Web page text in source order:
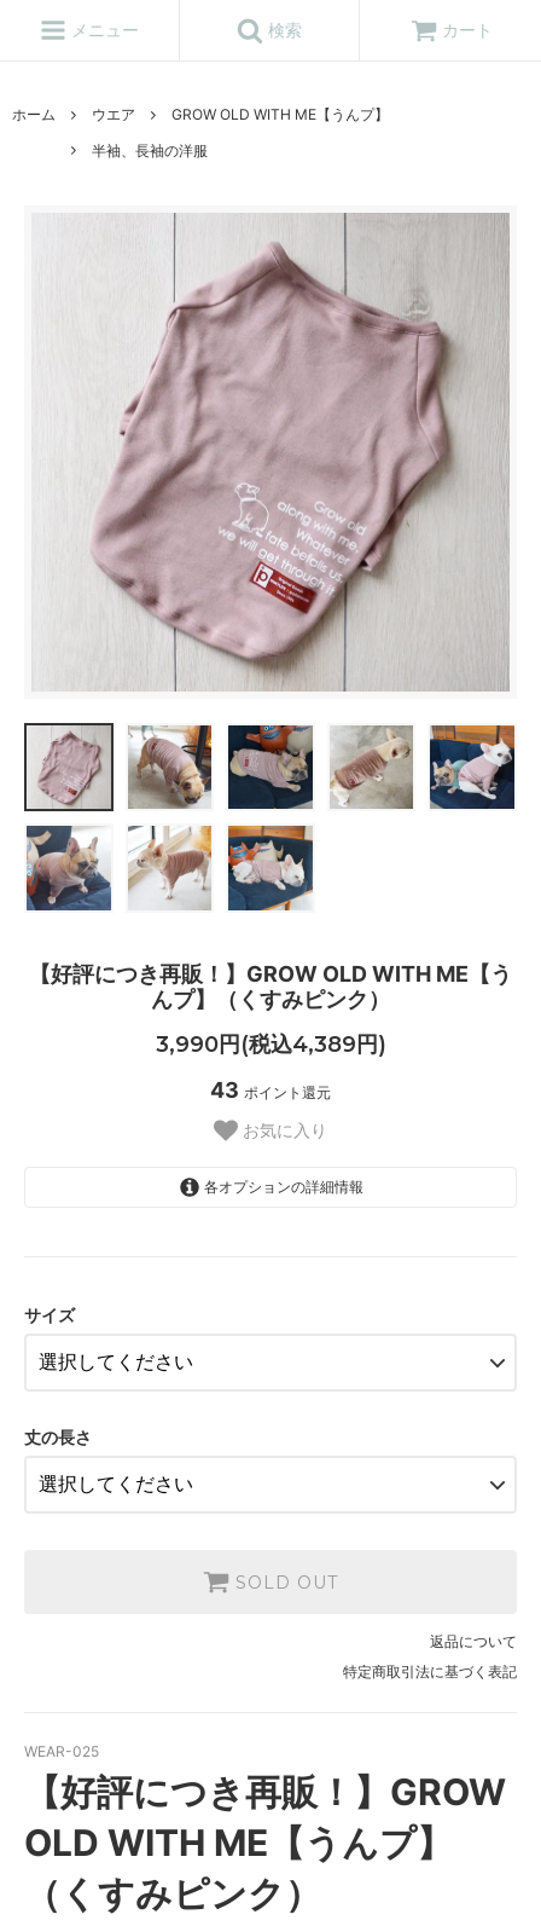
メニュー 検索 カート
ホーム ウエア
GROW OLD WITH ME【うんプ】
半袖、長袖の洋服
【好評につき再販！】GROW OLD WITH ME【う
んプ】（くすみピンク）
3,990円(税込4,389円)
43 ポイント還元
お気に入り
各オプションの詳細情報
FB-L（半袖に変更）
FB-SS（長袖）
FB-L（長袖）
FB-LL（長袖）
FB-S（半袖に変更）
サイズ
丈の長さ
SOLD OUT
返品について
特定商取引法に基づく表記
WEAR-025
【好評につき再販！】GROW
OLD WITH ME【うんプ】
（くすみピンク）